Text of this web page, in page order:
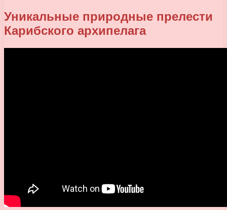
Уникальные природные прелести
Карибского архипелага